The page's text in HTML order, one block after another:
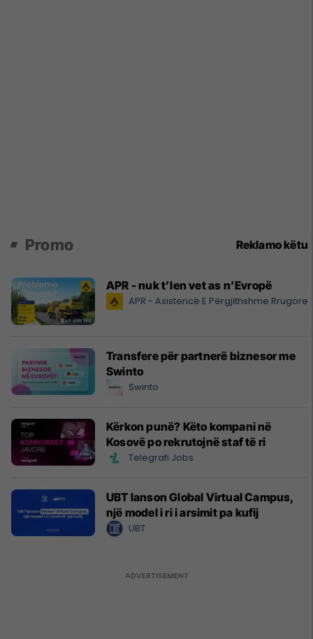
Promo Reklamo këtu
APR - nuk t’len vet as n’Evropë
APR - Asistencë E Përgjithshme Rrugore
Transfere për partnerë biznesor me
Swinto
Swinto
Kërkon punë? Këto kompani në
Kosovë po rekrutojnë staf të ri
Telegrafi Jobs
UBT lanson Global Virtual Campus,
një model i ri i arsimit pa kufij
UBT